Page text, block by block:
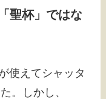
聖杯」ではな
使えてシャッタ
。しかし、